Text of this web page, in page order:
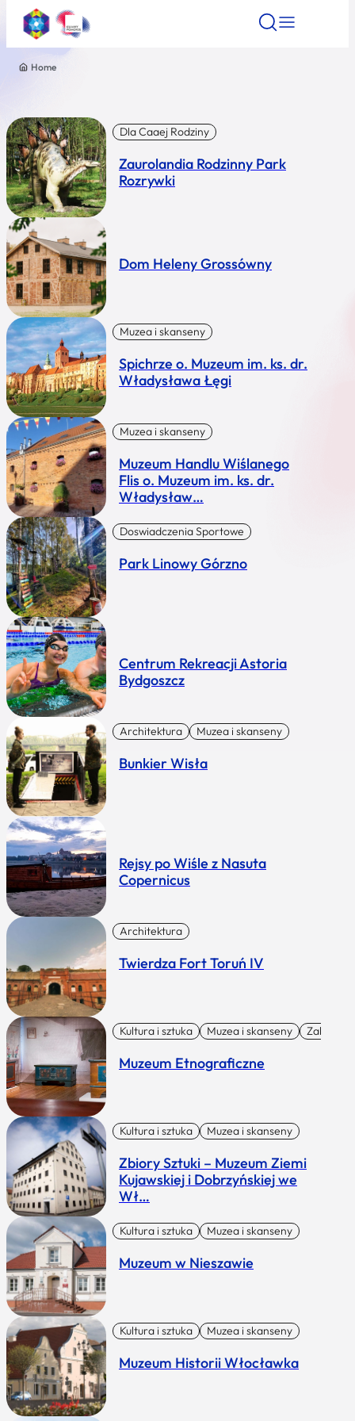
Nazwa atrakcji
Miasto
Kategoria
Home
Dla Caaej Rodziny
Zaurolandia Rodzinny Park
Rozrywki
Dom Heleny Grossówny
Muzea i skanseny
Spichrze o. Muzeum im. ks. dr.
Władysława Łęgi
Muzea i skanseny
Muzeum Handlu Wiślanego
Flis o. Muzeum im. ks. dr.
Władysław…
Doswiadczenia Sportowe
Park Linowy Górzno
Centrum Rekreacji Astoria
Bydgoszcz
Architektura Muzea i skanseny
Bunkier Wisła
Rejsy po Wiśle z Nasuta
Copernicus
Architektura
Twierdza Fort Toruń IV
Kultura i sztuka Muzea i skanseny Zabytki I
Muzeum Etnograficzne
Kultura i sztuka Muzea i skanseny
Zbiory Sztuki – Muzeum Ziemi
Kujawskiej i Dobrzyńskiej we
Wł…
Kultura i sztuka Muzea i skanseny
Muzeum w Nieszawie
Kultura i sztuka Muzea i skanseny
Muzeum Historii Włocławka